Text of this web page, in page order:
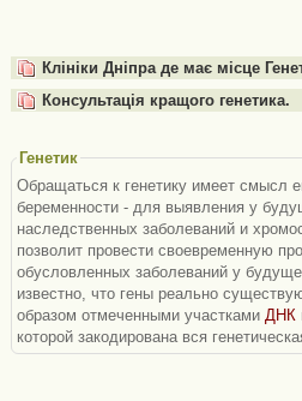
Клініки Дніпра де має місце
Консультація кращого генетика.
Генетик
Обращаться к генетику имеет смысл
беременности - для выявления у
наследственных заболеваний и
позволит провести своевременную
обусловленных заболеваний у
известно, что гены реально
образом отмеченными участками ДНК
которой закодирована вся